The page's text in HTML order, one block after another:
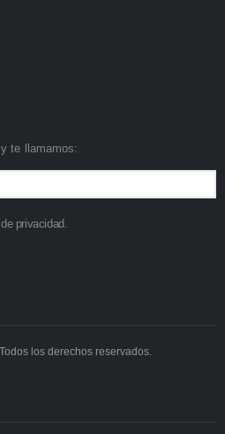
te llamamos:
privacidad.
los derechos reservados.